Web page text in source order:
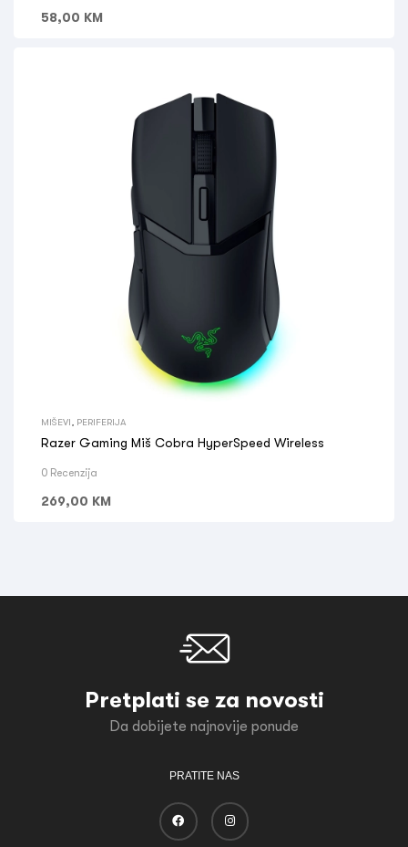
58,00 KM
MIŠEVI PERIFERIJA
Razer Gaming Miš Cobra HyperSpeed Wireless
0 Recenzija
269,00 KM
Pretplati se za novosti
Da dobijete najnovije ponude
PRATITE NAS